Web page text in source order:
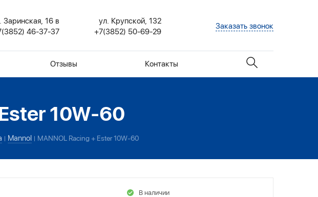
Заринская, 16 в
46-37-37
ул. Крупской, 132
+7(3852) 50-69-29
Заказать звонок
Отзывы Контакты
10W-60
Mannol MANNOL Racing + Ester 10W-60
В наличии